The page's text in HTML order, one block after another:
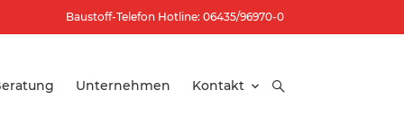
Baustoff-Telefon Hotline: 06435/96970-0
Unternehmen Kontakt